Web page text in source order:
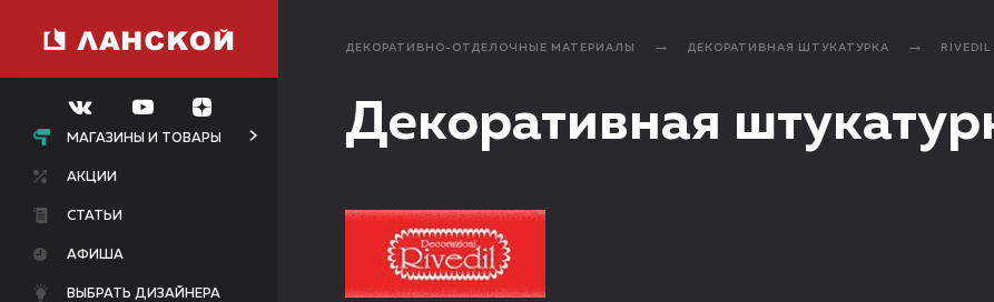
МАГАЗИНЫ И ТОВАРЫ
АКЦИИ
СТАТЬИ
АФИША
ВЫБРАТЬ ДИЗАЙНЕРА
ДЕКОРАТИВНО-ОТДЕЛОЧНЫЕ МАТЕРИАЛЫ ДЕКОРАТИВНАЯ ШТУКАТУРКА RIVEDIL
Декоративная